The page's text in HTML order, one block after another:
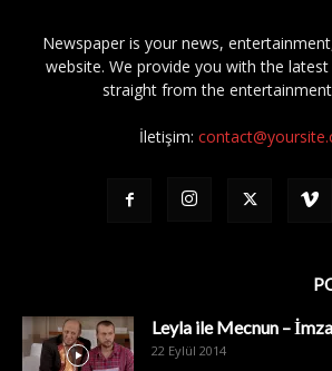
Newspaper is your news,
website. We provide you with the
straight from the
İletişim:
Leyla ile Mecnun –
22 Eylül 2014